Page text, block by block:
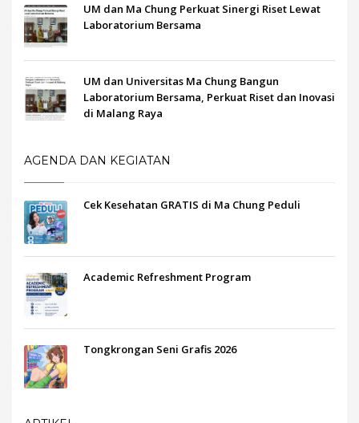
UM dan Ma Chung Perkuat Sinergi Riset Lewat
Laboratorium Bersama
UM dan Universitas Ma Chung Bangun
Laboratorium Bersama, Perkuat Riset dan Inovasi
di Malang Raya
AGENDA DAN KEGIATAN
Cek Kesehatan GRATIS di Ma Chung Peduli
Academic Refreshment Program
Tongkrongan Seni Grafis 2026